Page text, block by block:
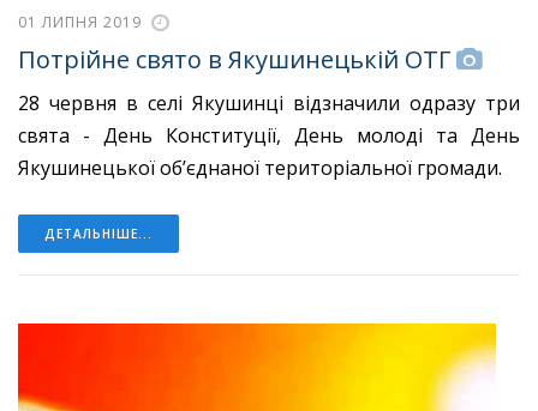
01 ЛИПНЯ 2019
Потрійне свято в Якушинецькій ОТГ
28 червня в селі Якушинці відзначили одразу три
свята - День Конституції, День молоді та День
Якушинецької об’єднаної територіальної громади.
ДЕТАЛЬНІШЕ...